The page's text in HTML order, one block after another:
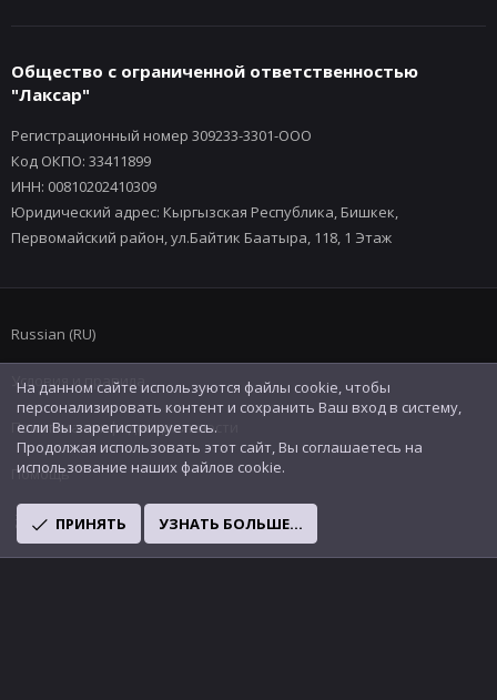
Общество с ограниченной ответственностью
"Лаксар"
Регистрационный номер 309233-3301-ООО
Код ОКПО: 33411899
ИНН: 00810202410309
Юридический адрес: Кыргызская Республика, Бишкек,
Первомайский район, ул.Байтик Баатыра, 118, 1 Этаж
Russian (RU)
Условия и правила
Политика конфиденциальности
Помощь
R
S
На данном сайте используются файлы cookie, чтобы
персонализировать контент и сохранить Ваш вход в систему,
если Вы зарегистрируетесь.
Продолжая использовать этот сайт, Вы соглашаетесь на
использование наших файлов cookie.
ПРИНЯТЬ УЗНАТЬ БОЛЬШЕ...